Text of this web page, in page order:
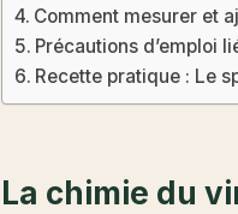
Comment mesurer et
Précautions d’emploi
Recette pratique : Le
La chimie du